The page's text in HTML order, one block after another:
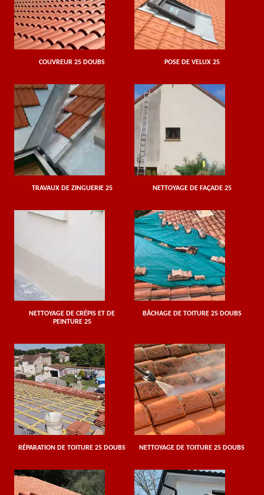
COUVREUR 25 DOUBS POSE DE VELUX 25
TRAVAUX DE ZINGUERIE 25 NETTOYAGE DE FAÇADE 25
NETTOYAGE DE CRÉPIS ET DE
PEINTURE 25
BÂCHAGE DE TOITURE 25 DOUBS
RÉPARATION DE TOITURE 25 DOUBS NETTOYAGE DE TOITURE 25 DOUBS